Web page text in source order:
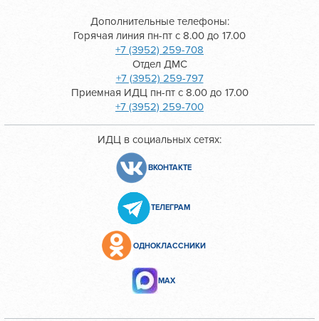
Дополнительные телефоны:
Горячая линия пн-пт с 8.00 до 17.00
+7 (3952) 259-708
Отдел ДМС
+7 (3952) 259-797
Приемная ИДЦ пн-пт с 8.00 до 17.00
+7 (3952) 259-700
ИДЦ в социальных сетях:
ВКОНТАКТЕ
ТЕЛЕГРАМ
ОДНОКЛАССНИКИ
МАХ